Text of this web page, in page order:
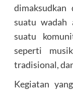
suatu wadah
suatu
seperti
tradisional,
Kegiatan